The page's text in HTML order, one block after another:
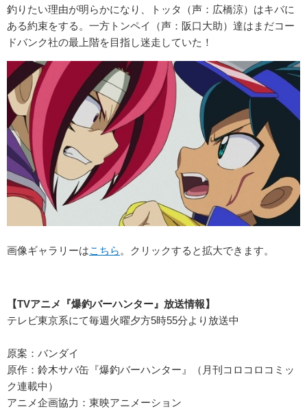
釣りたい理由が明らかになり、トッタ（声：広橋涼）はキバに
ある約束をする。一方トンペイ（声：阪口大助）達はまだコー
ドバンク社の最上階を目指し迷走していた！
画像ギャラリーはこちら 。クリックすると拡大できます。
【TVアニメ『爆釣バーハンター』 放送情報】
テレビ東京系にて毎週火曜夕方5時55分より放送中
原案：バンダイ
原作：鈴木サバ缶『爆釣バーハンター』（月刊コロコロコミッ
ク連載中）
アニメ企画協力：東映アニメーション